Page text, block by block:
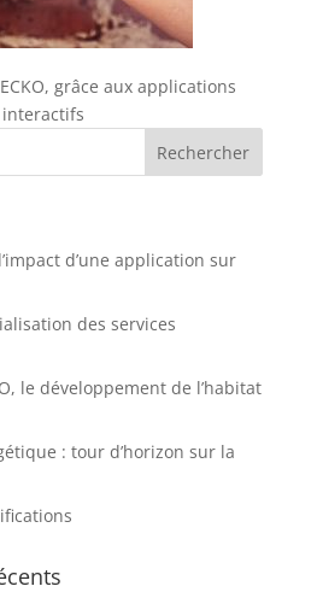
grâce aux applications
d’une application sur
des services
le développement de l’habitat
: tour d’horizon sur la